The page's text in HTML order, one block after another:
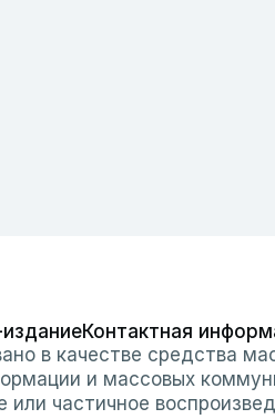
Контактная
в качестве средства
и массовых
частичное